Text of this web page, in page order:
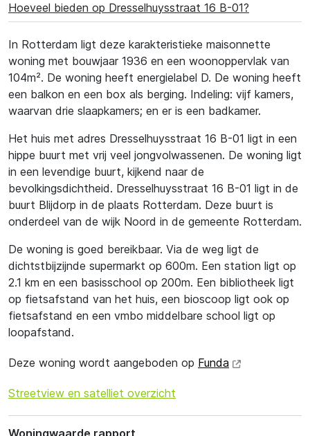
Hoeveel bieden op Dresselhuysstraat 16 B-01?
In Rotterdam ligt deze karakteristieke maisonnette
woning met bouwjaar 1936 en een woonoppervlak van
104m². De woning heeft energielabel D. De woning heeft
een balkon en een box als berging. Indeling: vijf kamers,
waarvan drie slaapkamers; en er is een badkamer.
Het huis met adres Dresselhuysstraat 16 B-01 ligt in een
hippe buurt met vrij veel jongvolwassenen. De woning ligt
in een levendige buurt, kijkend naar de
bevolkingsdichtheid. Dresselhuysstraat 16 B-01 ligt in de
buurt Blijdorp in de plaats Rotterdam. Deze buurt is
onderdeel van de wijk Noord in de gemeente Rotterdam.
De woning is goed bereikbaar. Via de weg ligt de
dichtstbijzijnde supermarkt op 600m. Een station ligt op
2.1 km en een basisschool op 200m. Een bibliotheek ligt
op fietsafstand van het huis, een bioscoop ligt ook op
fietsafstand en een vmbo middelbare school ligt op
loopafstand.
Deze woning wordt aangeboden op Funda
Streetview en satelliet overzicht
Woningwaarde rapport